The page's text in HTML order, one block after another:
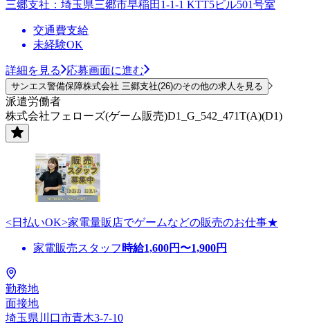
三郷支社：埼玉県三郷市早稲田1-1-1 KTT5ビル501号室
交通費支給
未経験OK
詳細を見る 応募画面に進む
サンエス警備保障株式会社 三郷支社(26)のその他の求人を見る
派遣労働者
株式会社フェローズ(ゲーム販売)D1_G_542_471T(A)(D1)
<日払いOK>家電量販店でゲームなどの販売のお仕事★
家電販売スタッフ 時給1,600円〜1,900円
勤務地
面接地
埼玉県川口市青木3-7-10